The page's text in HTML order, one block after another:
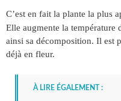
C’est en fait la plante la plus
Elle augmente la température
ainsi sa décomposition. Il est
déjà en fleur.
À LIRE ÉGALEMENT :